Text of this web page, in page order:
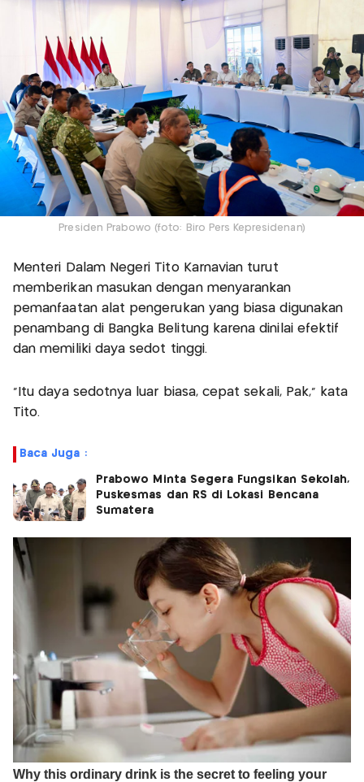
Presiden Prabowo (foto: Biro Pers Kepresidenan)
Menteri Dalam Negeri Tito Karnavian turut
memberikan masukan dengan menyarankan
pemanfaatan alat pengerukan yang biasa digunakan
penambang di Bangka Belitung karena dinilai efektif
dan memiliki daya sedot tinggi.
“Itu daya sedotnya luar biasa, cepat sekali, Pak,” kata
Tito.
Baca Juga :
Prabowo Minta Segera Fungsikan Sekolah,
Puskesmas dan RS di Lokasi Bencana
Sumatera